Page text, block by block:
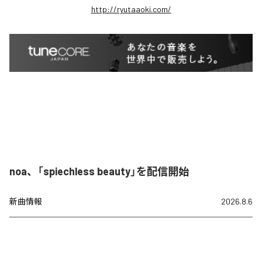
http://ryutaaoki.com/
noa、「spiechless beauty」を配信開始
新曲情報 2026.8.6